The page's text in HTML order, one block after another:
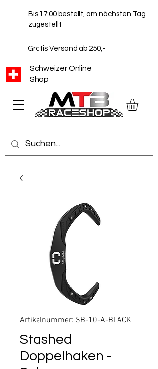
Schweizer Online
Shop
Bis 17:00 bestellt, am nächsten Tag
zugestellt
Gratis Versand ab 250,-
Artikelnummer: SB-10-A-BLACK
Stashed
Doppelhaken -